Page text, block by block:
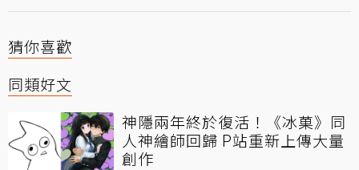
猜你喜歡
同類好文
神隱兩年終於復活！《冰菓》同
人神繪師回歸 P站重新上傳大量
創作